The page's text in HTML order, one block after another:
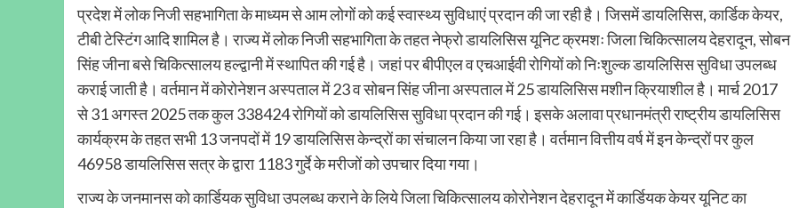
प्रदेश में लोक निजी सहभागिता के माध्यम से आम लोगों को कई स्वास्थ्य सुविधाएं प्रदान की जा रही है। जिसमें डायलिसिस, कार्डिक केयर,
टीबी टेस्टिंग आदि शामिल है। राज्य में लोक निजी सहभागिता के तहत नेफ्रो डायलिसिस यूनिट क्रमशः जिला चिकित्सालय देहरादून, सोबन
सिंह जीना बसे चिकित्सालय हल्द्वानी में स्थापित की गई है। जहां पर बीपीएल व एचआईवी रोगियों को निःशुल्क डायलिसिस सुविधा उपलब्ध
कराई जाती है। वर्तमान में कोरोनेशन अस्पताल में 23 व सोबन सिंह जीना अस्पताल में 25 डायलिसिस मशीन क्रियाशील है। मार्च 2017
से 31 अगस्त 2025 तक कुल 338424 रोगियों को डायलिसिस सुविधा प्रदान की गई। इसके अलावा प्रधानमंत्री राष्ट्रीय डायलिसिस
कार्यक्रम के तहत सभी 13 जनपदों में 19 डायलिसिस केन्द्रों का संचालन किया जा रहा है। वर्तमान वित्तीय वर्ष में इन केन्द्रों पर कुल
46958 डायलिसिस सत्र के द्वारा 1183 गुर्दे के मरीजों को उपचार दिया गया।
राज्य के जनमानस को कार्डियक सुविधा उपलब्ध कराने के लिये जिला चिकित्सालय कोरोनेशन देहरादून में कार्डियक केयर यूनिट का